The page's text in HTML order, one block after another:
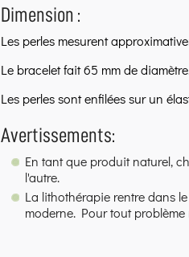
Dimension :
Les perles mesurent
Le bracelet fait 65 mm de
Les perles sont enfilées sur un
Avertissements:
En tant que produit naturel,
l'autre.
La lithothérapie rentre dans
moderne. Pour tout